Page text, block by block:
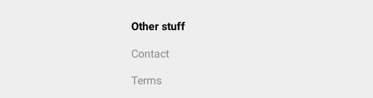
Other stuff
Contact
Terms